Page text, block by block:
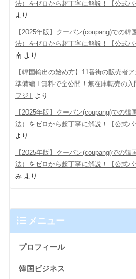
法）をゼロから超丁寧に解説！【公式パ
より
【2025年版】クーパン(coupang)での
法）をゼロから超丁寧に解説！【公式パ
南より
【韓国輸出の始め方】11番街の販売者
準備編 Ι 無料で全公開！無在庫転売の入
フジTより
【2025年版】クーパン(coupang)での
法）をゼロから超丁寧に解説！【公式パ
より
【2025年版】クーパン(coupang)での
法）をゼロから超丁寧に解説！【公式パ
みより
メニュー
プロフィール
韓国ビジネス